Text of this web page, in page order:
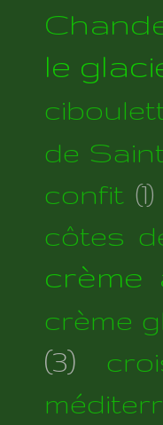
le
de
confit (1)
côtes
crème
crème
(3)